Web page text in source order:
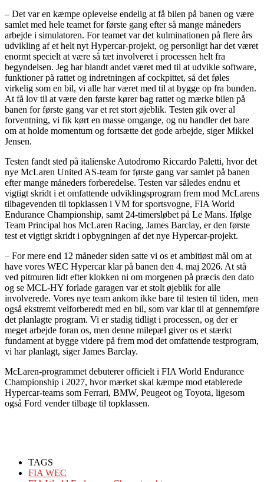
– Det var en kæmpe oplevelse endelig at få bilen på banen og være
samlet med hele teamet for første gang efter så mange måneders
arbejde i simulatoren. For teamet var det kulminationen på flere års
udvikling af et helt nyt Hypercar-projekt, og personligt har det været
enormt specielt at være så tæt involveret i processen helt fra
begyndelsen. Jeg har blandt andet været med til at udvikle software,
funktioner på rattet og indretningen af cockpittet, så det føles
virkelig som en bil, vi alle har været med til at bygge op fra bunden.
At få lov til at være den første kører bag rattet og mærke bilen på
banen for første gang var et ret stort øjeblik. Testen gik over al
forventning, vi fik kørt en masse omgange, og nu handler det bare
om at holde momentum og fortsætte det gode arbejde, siger Mikkel
Jensen.
Testen fandt sted på italienske Autodromo Riccardo Paletti, hvor det
nye McLaren United AS-team for første gang var samlet på banen
efter mange måneders forberedelse. Testen var således endnu et
vigtigt skridt i et omfattende udviklingsprogram frem mod McLarens
tilbagevenden til topklassen i VM for sportsvogne, FIA World
Endurance Championship, samt 24-timersløbet på Le Mans. Ifølge
Team Principal hos McLaren Racing, James Barclay, er den første
test et vigtigt skridt i opbygningen af det nye Hypercar-projekt.
– For mere end 12 måneder siden satte vi os et ambitiøst mål om at
have vores WEC Hypercar klar på banen den 4. maj 2026. At stå
ved pitmuren lidt efter klokken ni om morgenen på præcis den dato
og se MCL-HY forlade garagen var et stolt øjeblik for alle
involverede. Vores nye team ankom ikke bare til testen til tiden, men
også ekstremt velforberedt med en bil, som var klar til at gennemføre
det planlagte program. Vi er stadig tidligt i processen, og der er
meget arbejde foran os, men denne milepæl giver os et stærkt
fundament at bygge videre på frem mod det omfattende testprogram,
vi har planlagt, siger James Barclay.
McLaren-programmet debuterer officielt i FIA World Endurance
Championship i 2027, hvor mærket skal kæmpe mod etablerede
Hypercar-teams som Ferrari, BMW, Peugeot og Toyota, ligesom
også Ford vender tilbage til topklassen.
TAGS
FIA WEC